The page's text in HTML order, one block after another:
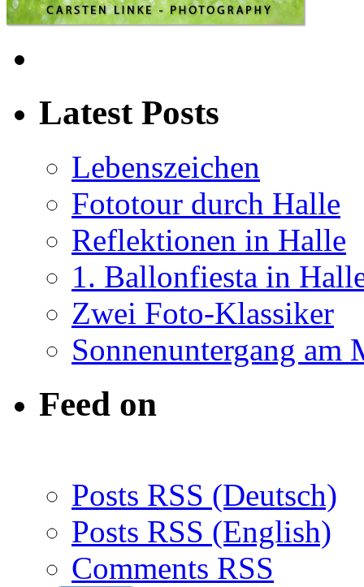
Latest Posts
Lebenszeichen
Fototour durch Halle
Reflektionen in Halle
1. Ballonfiesta in
Zwei Foto-Klassiker
Sonnenuntergang am
Feed on
Posts RSS (Deutsch)
Posts RSS (English)
Comments RSS